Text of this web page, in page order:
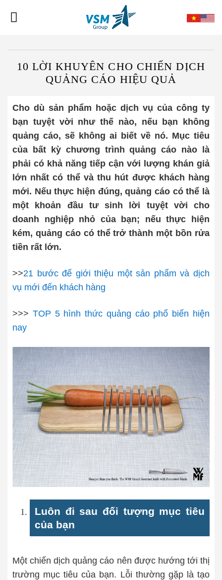
10 LỜI KHUYÊN CHO CHIẾN DỊCH
QUẢNG CÁO HIỆU QUẢ
Cho dù sản phẩm hoặc dịch vụ của công ty
bạn tuyệt vời như thế nào, nếu bạn không
quảng cáo, sẽ không ai biết về nó. Mục tiêu
của bất kỳ chương trình quảng cáo nào là
phải có khả năng tiếp cận với lượng khán giả
lớn nhất có thể và thu hút được khách hàng
mới. Nếu thực hiện đúng, quảng cáo có thể là
một khoản đầu tư sinh lời tuyệt vời cho
doanh nghiệp nhỏ của bạn; nếu thực hiện
kém, quảng cáo có thể trở thành một bồn rửa
tiền rất lớn.
>>21 bước để giới thiệu một sản phẩm và dịch
vụ mới đến khách hàng
>>> TOP 5 hình thức quảng cáo phổ biến hiện
nay
Luôn đi sau đối tượng mục tiêu
của bạn
Một chiến dịch quảng cáo nên được hướng tới thị
trường mục tiêu của bạn. Lỗi thường gặp là tạo